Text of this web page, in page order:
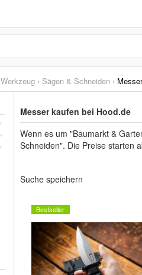
Werkzeug › Sägen & Schneiden › Messer
Messer kaufen bei Hood.de
Wenn es um "Baumarkt &
Schneiden". Die Preise starten
Suche speichern
Bestseller